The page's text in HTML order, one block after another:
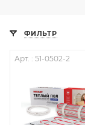
ФИЛЬТР
Арт. : 51-0502-2